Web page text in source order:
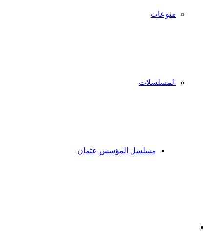
منوعات
المسلسلات
مسلسل المؤسس عثمان